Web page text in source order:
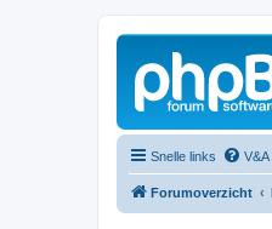
Snelle links V&A
Forumoverzicht